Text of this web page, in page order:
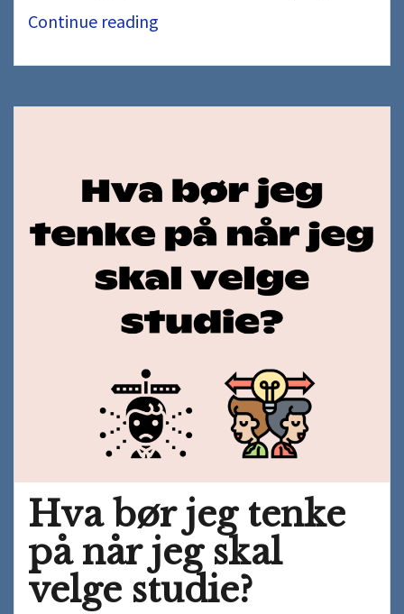
Continue reading
INF100?
Hva bør jeg tenke
på når jeg skal
velge studie?